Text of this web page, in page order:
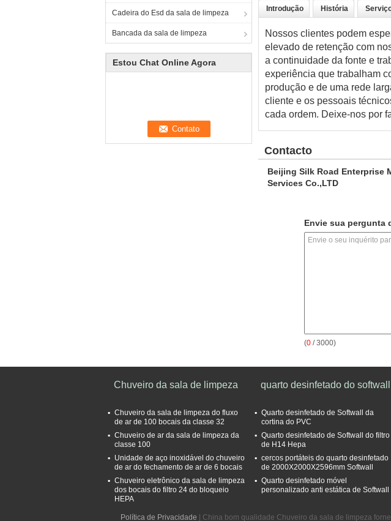
Cadeira do Esd da sala de limpeza
Bancada da sala de limpeza
Estou Chat Online Agora
Introdução História
Nossos clientes podem
elevado de retenção com
a continuidade da fonte e
experiência que trabalham
produção e de uma rede
cliente e os pessoais
cada ordem. Deixe-nos por
Contacto
Beijing Silk Road Enterprise
Services Co.,LTD
Envie sua pergunta
(0 / 3000)
Chuveiro da sala de limpeza
Chuveiro da sala de limpeza do fluxo
de ar de 100 bocais da classe 32
Chuveiro de ar da sala de limpeza da
classe 100
Unidade de aço inoxidável do chuveiro
de ar do fechamento de ar de 6 bocais
Chuveiro eletrônico da sala de limpeza
dos bocais do filtro 24 do bloqueio
HEPA
quarto desinfetado do softwall
Quarto desinfetado de Softwall da
cortina do PVC
Quarto desinfetado de Softwall do filtro
de H14 Hepa
cercos portáteis do quarto desinfetado
de 2000X2000X2596mm Softwall
Quarto desinfetado móvel
personalizado anti estática de Softwall
Política de Privacidade | China bom qualidade Chuveiro da sala de limpeza